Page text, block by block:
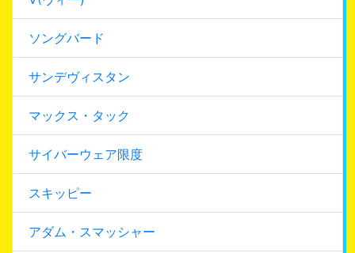
ソングバード
サンデヴィスタン
マックス・タック
サイバーウェア限度
スキッピー
アダム・スマッシャー